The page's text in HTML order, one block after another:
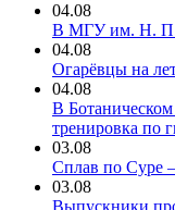
04.08
В МГУ им. Н. П.
04.08
Огарёвцы на
04.08
В
тренировка по
03.08
Сплав по Суре
03.08
Выпускники